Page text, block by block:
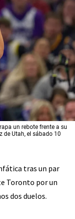
un rebote frente a su
de Utah, el sábado 10
tras un par
Toronto por un
dos duelos.